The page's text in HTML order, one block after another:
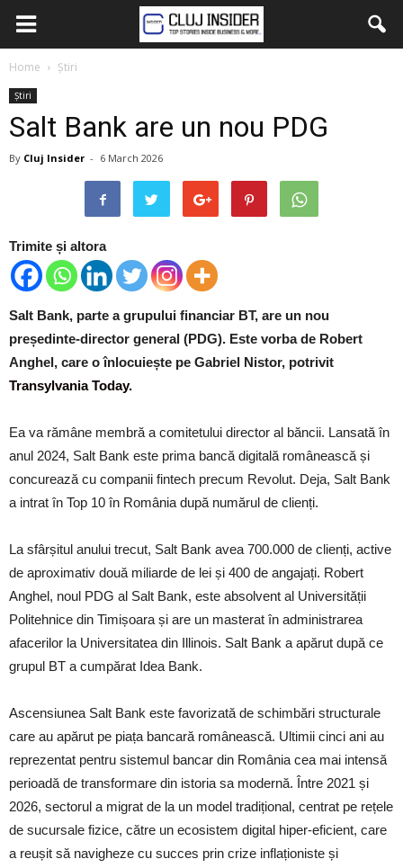
Home Știri
Știri
Salt Bank are un nou PDG
By Cluj Insider - 6 March 2026
Trimite și altora
Salt Bank, parte a grupului financiar BT, are un nou
președinte-director general (PDG). Este vorba de Robert
Anghel, care o înlocuiește pe Gabriel Nistor, potrivit
Transylvania Today.
Ea va rămâne membră a comitetului director al băncii. Lansată în
anul 2024, Salt Bank este prima bancă digitală românească și
concurează cu companii fintech precum Revolut. Deja, Salt Bank
a intrat în Top 10 în România după numărul de clienți.
La sfârșitul anului trecut, Salt Bank avea 700.000 de clienți, active
de aproximativ două miliarde de lei și 400 de angajați. Robert
Anghel, noul PDG al Salt Bank, este absolvent al Universității
Politehnice din Timișoara și are un masterat în administrarea
afacerilor la Universitatea din Illinois. Salt Bank a apărut după ce
grupul BT a cumpărat Idea Bank.
Ascensiunea Salt Bank este favorizată de schimbări structurale
care au apărut pe piața bancară românească. Ultimii cinci ani au
reprezentat pentru sistemul bancar din România cea mai intensă
perioadă de transformare din istoria sa modernă. Între 2021 și
2026, sectorul a migrat de la un model tradițional, centrat pe rețele
de sucursale fizice, către un ecosistem digital hiper-eficient, care
a reușit să navigheze cu succes prin crize inflaționiste și